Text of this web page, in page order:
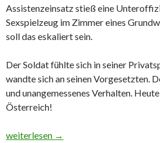
Assistenzeinsatz stieß eine
Sexspielzeug im Zimmer eines
soll das eskaliert sein.
Der Soldat fühlte sich in seiner
wandte sich an seinen Vorgesetzten.
und unangemessenes Verhalten.
Österreich!
Dildo egal, „Du“ verboten
weiterlesen →